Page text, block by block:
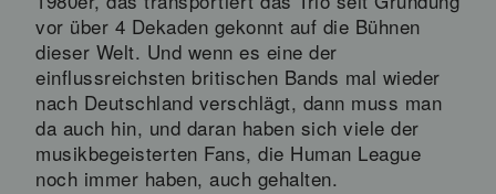
vor über 4 Dekaden gekonnt auf die Bühnen
dieser Welt. Und wenn es eine der
einflussreichsten britischen Bands mal wieder
nach Deutschland verschlägt, dann muss man
da auch hin, und daran haben sich viele der
musikbegeisterten Fans, die Human League
noch immer haben, auch gehalten.